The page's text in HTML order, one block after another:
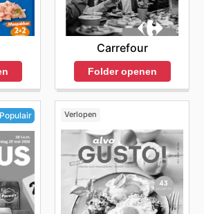
Carrefour
Folder openen
Populair Verlopen